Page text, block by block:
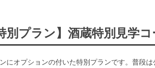
プラン】酒蔵特別見学
にオプションの付いた特別プランです。普段